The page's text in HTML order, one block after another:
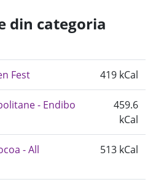
din categoria
Fest 419 kCal
- Endibo
459.6
kCal
- All
513 kCal